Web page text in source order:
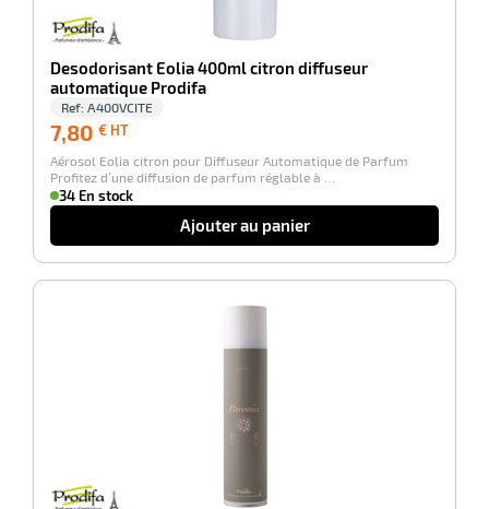
Desodorisant Eolia 400ml citron diffuseur
automatique Prodifa
Ref: A400VCITE
7,80 € HT
HT
Aérosol Eolia citron pour Diffuseur Automatique de Parfum
Profitez d’une diffusion de parfum réglable à …
34 En stock
Ajouter au panier